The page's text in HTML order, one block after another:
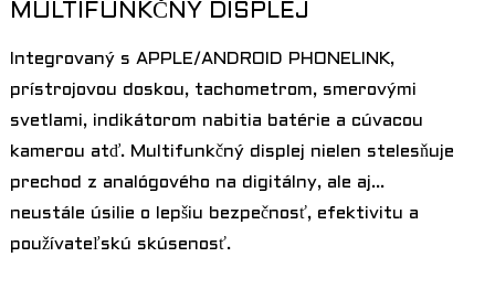
MULTIFUNKČNÝ DISPLEJ
Integrovaný s APPLE/ANDROID PHONELINK,
prístrojovou doskou, tachometrom, smerovými
svetlami, indikátorom nabitia batérie a cúvacou
kamerou atď. Multifunkčný displej nielen stelesňuje
prechod z analógového na digitálny, ale aj...
neustále úsilie o lepšiu bezpečnosť, efektivitu a
používateľskú skúsenosť.